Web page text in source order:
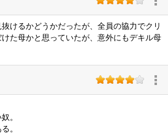
けるかどうかだったが、全員の協力でクリ
た母かと思っていたが、意外にもデキル母
。
。